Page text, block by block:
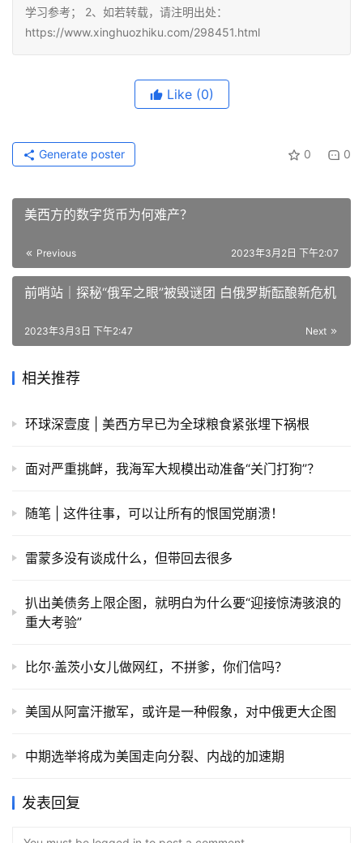
学习参考； 2、如若转载，请注明出处：
https://www.xinghuozhiku.com/298451.html
Like (0)
0 0
Generate poster
美西方的数字货币为何难产？
Previous 2023年3月2日 下午2:07
前哨站｜探秘“俄军之眼”被毁谜团 白俄罗斯酝酿新危机
Next
2023年3月3日 下午2:47
相关推荐
环球深壹度 | 美西方早已为全球粮食紧张埋下祸根
面对严重挑衅，我海军大规模出动准备“关门打狗”？
随笔 | 这件往事，可以让所有的恨国党崩溃！
雷蒙多没有谈成什么，但带回去很多
扒出美债务上限企图，就明白为什么要“迎接惊涛骇浪的
重大考验”
比尔·盖茨小女儿做网红，不拼爹，你们信吗？
美国从阿富汗撤军，或许是一种假象，对中俄更大企图
中期选举将成为美国走向分裂、内战的加速期
发表回复